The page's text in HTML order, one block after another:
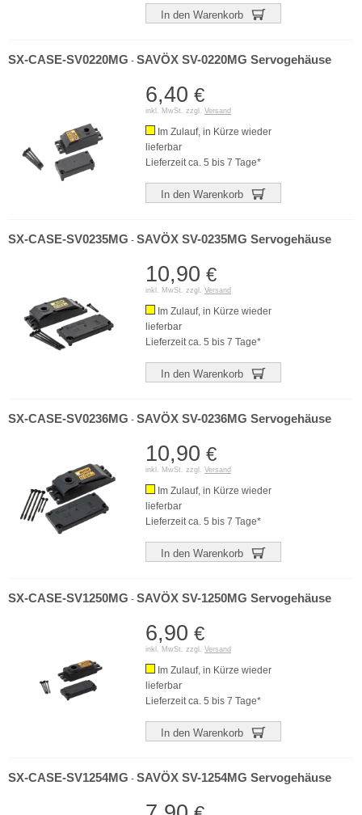
In den Warenkorb
SX-CASE-SV0220MG - SAVÖX SV-0220MG Servogehäuse
6,40 €
inkl. MwSt. zzgl. Versand
Im Zulauf, in Kürze wieder
lieferbar
Lieferzeit ca. 5 bis 7 Tage*
In den Warenkorb
SX-CASE-SV0235MG - SAVÖX SV-0235MG Servogehäuse
10,90 €
inkl. MwSt. zzgl. Versand
Im Zulauf, in Kürze wieder
lieferbar
Lieferzeit ca. 5 bis 7 Tage*
In den Warenkorb
SX-CASE-SV0236MG - SAVÖX SV-0236MG Servogehäuse
10,90 €
inkl. MwSt. zzgl. Versand
Im Zulauf, in Kürze wieder
lieferbar
Lieferzeit ca. 5 bis 7 Tage*
In den Warenkorb
SX-CASE-SV1250MG - SAVÖX SV-1250MG Servogehäuse
6,90 €
inkl. MwSt. zzgl. Versand
Im Zulauf, in Kürze wieder
lieferbar
Lieferzeit ca. 5 bis 7 Tage*
In den Warenkorb
SX-CASE-SV1254MG - SAVÖX SV-1254MG Servogehäuse